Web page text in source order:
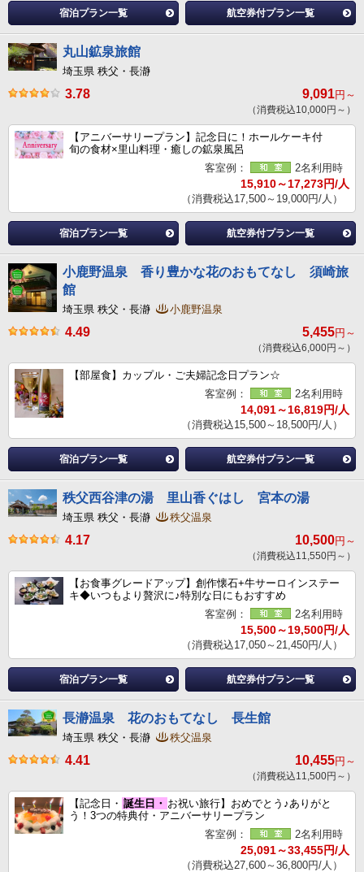
宿泊プラン一覧 航空券付プラン一覧
丸山鉱泉旅館
埼玉県 秩父・長瀞
3.78 9,091円～
（消費税込10,000円～）
【アニバーサリープラン】記念日に！ホールケーキ付
旬の食材×里山料理・癒しの鉱泉風呂
客室例：
2名利用時
15,910～17,273円/人
（消費税込17,500～19,000円/人）
宿泊プラン一覧 航空券付プラン一覧
小鹿野温泉 香り豊かな花のおもてなし 須崎旅
館
埼玉県 秩父・長瀞 小鹿野温泉
4.49 5,455円～
（消費税込6,000円～）
【部屋食】カップル・ご夫婦記念日プラン☆
客室例：
2名利用時
14,091～16,819円/人
（消費税込15,500～18,500円/人）
宿泊プラン一覧 航空券付プラン一覧
秩父西谷津の湯 里山香ぐはし 宮本の湯
埼玉県 秩父・長瀞 秩父温泉
4.17 10,500円～
（消費税込11,550円～）
【お食事グレードアップ】創作懐石+牛サーロインステー
キ◆いつもより贅沢に♪特別な日にもおすすめ
客室例：
2名利用時
15,500～19,500円/人
（消費税込17,050～21,450円/人）
宿泊プラン一覧 航空券付プラン一覧
長瀞温泉 花のおもてなし 長生館
埼玉県 秩父・長瀞 秩父温泉
4.41 10,455円～
（消費税込11,500円～）
【記念日・ 誕生日・ お祝い旅行】おめでとう♪ありがと
う！3つの特典付・アニバーサリープラン
客室例：
2名利用時
25,091～33,455円/人
（消費税込27,600～36,800円/人）